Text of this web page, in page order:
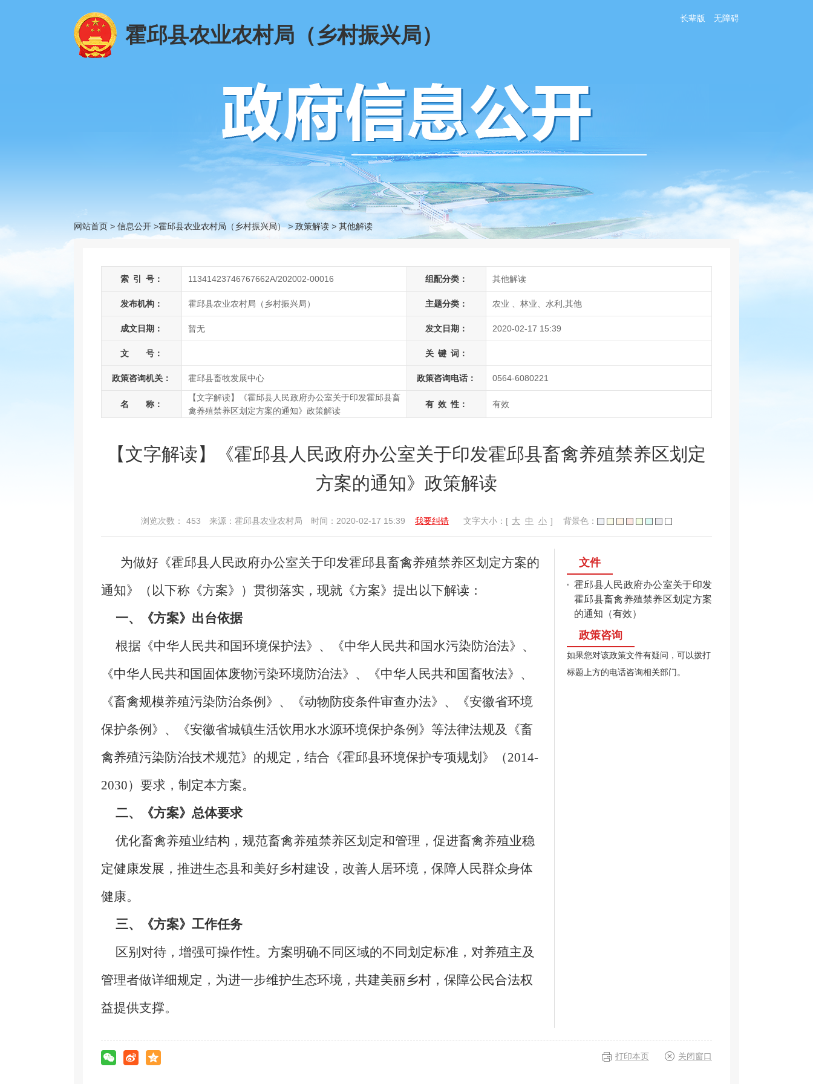
霍邱县农业农村局（乡村振兴局）
长辈版 无障碍
网站首页 > 信息公开 >霍邱县农业农村局（乡村振兴局）> 政策解读 > 其他解读
索 引 号： 11341423746767662A/202002-00016 组配分类： 其他解读
发布机构： 霍邱县农业农村局（乡村振兴局） 主题分类： 农业 、林业、水利,其他
成文日期： 暂无 发文日期： 2020-02-17 15:39
文 号： 关 键 词：
政策咨询机关： 霍邱县畜牧发展中心 政策咨询电话： 0564-6080221
名 称：
【文字解读】《霍邱县人民政府办公室关于印发霍邱县畜
禽养殖禁养区划定方案的通知》政策解读
有 效 性： 有效
【文字解读】《霍邱县人民政府办公室关于印发霍邱县畜禽养殖禁养区划定
方案的通知》政策解读
浏览次数： 453 来源：霍邱县农业农村局 时间：2020-02-17 15:39 我要纠错 文字大小：[ 大 中 小 ] 背景色：
为做好《霍邱县人民政府办公室关于印发霍邱县畜禽养殖禁养区划定方案的
通知》（以下称《方案》）贯彻落实，现就《方案》提出以下解读：
一、《方案》出台依据
根据《中华人民共和国环境保护法》、《中华人民共和国水污染防治法》、
《中华人民共和国固体废物污染环境防治法》、《中华人民共和国畜牧法》、
《畜禽规模养殖污染防治条例》、《动物防疫条件审查办法》、《安徽省环境
保护条例》、《安徽省城镇生活饮用水水源环境保护条例》等法律法规及《畜
禽养殖污染防治技术规范》的规定，结合《霍邱县环境保护专项规划》（2014-
2030）要求，制定本方案。
二、《方案》总体要求
优化畜禽养殖业结构，规范畜禽养殖禁养区划定和管理，促进畜禽养殖业稳
定健康发展，推进生态县和美好乡村建设，改善人居环境，保障人民群众身体
健康。
三、《方案》工作任务
区别对待，增强可操作性。方案明确不同区域的不同划定标准，对养殖主及
管理者做详细规定，为进一步维护生态环境，共建美丽乡村，保障公民合法权
益提供支撑。
文件
霍邱县人民政府办公室关于印发
霍邱县畜禽养殖禁养区划定方案
的通知（有效）
政策咨询
如果您对该政策文件有疑问，可以拨打
标题上方的电话咨询相关部门。
打印本页 关闭窗口